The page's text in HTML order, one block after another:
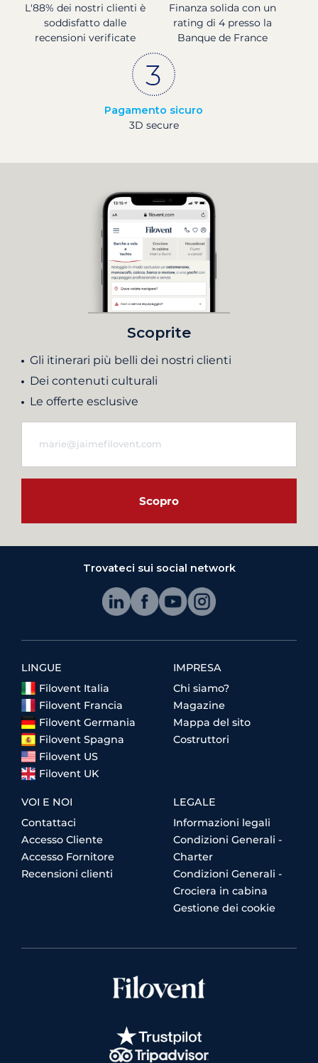
L'88% dei nostri clienti è
soddisfatto dalle
recensioni verificate
Finanza solida con un
rating di 4 presso la
Banque de France
Pagamento sicuro
3D secure
Scoprite
Gli itinerari più belli dei nostri clienti
Dei contenuti culturali
Le offerte esclusive
Scopro
Trovateci sui social network
LINGUE
Filovent Italia
Filovent Francia
Filovent Germania
Filovent Spagna
Filovent US
Filovent UK
IMPRESA
Chi siamo?
Magazine
Mappa del sito
Costruttori
VOI E NOI
Contattaci
Accesso Cliente
Accesso Fornitore
Recensioni clienti
LEGALE
Informazioni legali
Condizioni Generali -
Charter
Condizioni Generali -
Crociera in cabina
Gestione dei cookie